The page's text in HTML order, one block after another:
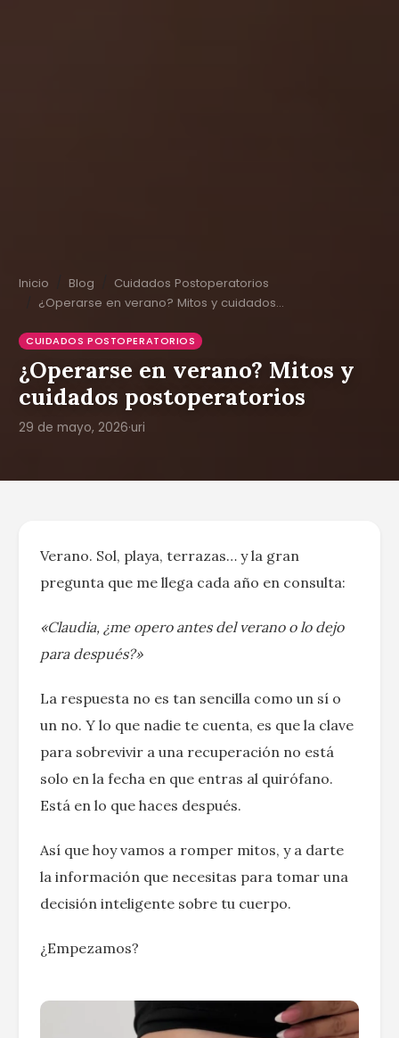
Inicio Blog
Cuidados Postoperatorios
¿Operarse en verano? Mitos y cuidados…
CUIDADOS POSTOPERATORIOS
¿Operarse en verano? Mitos y
cuidados postoperatorios
29 de mayo, 2026·uri
Verano. Sol, playa, terrazas… y la gran
pregunta que me llega cada año en consulta:
«Claudia, ¿me opero antes del verano o lo dejo
para después?»
La respuesta no es tan sencilla como un sí o
un no. Y lo que nadie te cuenta, es que la clave
para sobrevivir a una recuperación no está
solo en la fecha en que entras al quirófano.
Está en lo que haces después.
Así que hoy vamos a romper mitos, y a darte
la información que necesitas para tomar una
decisión inteligente sobre tu cuerpo.
¿Empezamos?